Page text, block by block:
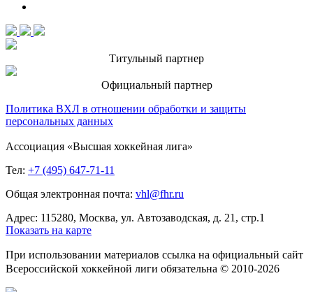
Титульный партнер
Официальный партнер
Политика ВХЛ в отношении обработки и защиты
персональных данных
Ассоциация «Высшая хоккейная лига»
Тел: +7 (495) 647-71-11
Общая электронная почта: vhl@fhr.ru
Адрес: 115280, Москва, ул. Автозаводская, д. 21, стр.1
Показать на карте
При использовании материалов ссылка на официальный сайт
Всероссийской хоккейной лиги обязательна © 2010-2026